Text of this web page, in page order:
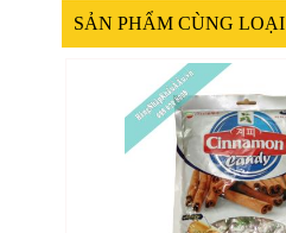
SẢN PHẨM CÙNG LOẠI